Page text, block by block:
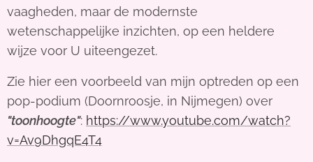
vaagheden, maar de modernste
wetenschappelijke inzichten, op een heldere
wijze voor U uiteengezet.
Zie hier een voorbeeld van mijn optreden op een
pop-podium (Doornroosje, in Nijmegen) over
"toonhoogte": https://www.youtube.com/watch?
v=Av9DhgqE4T4